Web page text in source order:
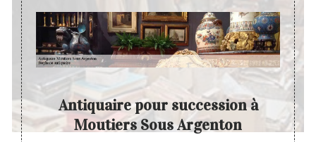
un ou
Antiquaire pour succession à
Moutiers Sous Argenton
A